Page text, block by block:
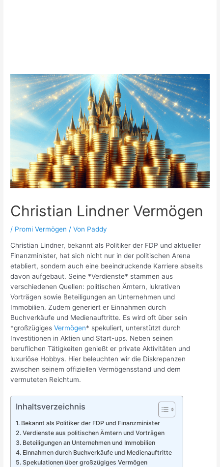
Christian Lindner Vermögen
/ Promi Vermögen / Von Paddy
Christian Lindner, bekannt als Politiker der FDP und aktueller
Finanzminister, hat sich nicht nur in der politischen Arena
etabliert, sondern auch eine beeindruckende Karriere abseits
davon aufgebaut. Seine *Verdienste* stammen aus
verschiedenen Quellen: politischen Ämtern, lukrativen
Vorträgen sowie Beteiligungen an Unternehmen und
Immobilien. Zudem generiert er Einnahmen durch
Buchverkäufe und Medienauftritte. Es wird oft über sein
*großzügigesVermögen* spekuliert, unterstützt durch
Investitionen in Aktien und Start-ups. Neben seinen
beruflichen Tätigkeiten genießt er private Aktivitäten und
luxuriöse Hobbys. Hier beleuchten wir die Diskrepanzen
zwischen seinem offiziellen Vermögensstand und dem
vermuteten Reichtum.
Inhaltsverzeichnis
Bekannt als Politiker der FDP und Finanzminister
Verdienste aus politischen Ämtern und Vorträgen
Beteiligungen an Unternehmen und Immobilien
Einnahmen durch Buchverkäufe und Medienauftritte
Spekulationen über großzügiges Vermögen